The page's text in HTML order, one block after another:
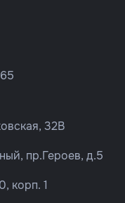
32В
пр.Героев, д.5
корп. 1